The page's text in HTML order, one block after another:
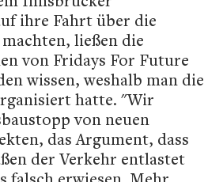
ihre Fahrt über die
ließen die
von Fridays For Future
wissen, weshalb man die
hatte. "Wir
von neuen
das Argument, dass
der Verkehr entlastet